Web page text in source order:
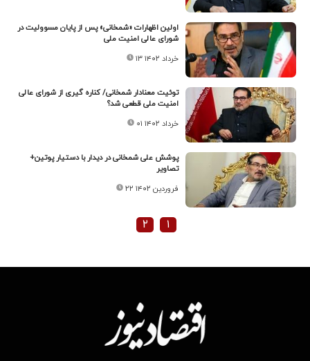
اولین اظهارات «شمخانی» پس از پایان مسوولیت در
شورای عالی امنیت ملی
۱۳ خرداد ۱۴۰۲
توئیت معنادار شمخانی/ کناره گیری از شورای عالی
امنیت ملی قطعی شد؟
۰۱ خرداد ۱۴۰۲
پوشش علی شمخانی در دیدار با دستیار پوتین+
تصاویر
۲۲ فروردین ۱۴۰۲
۱ ۲